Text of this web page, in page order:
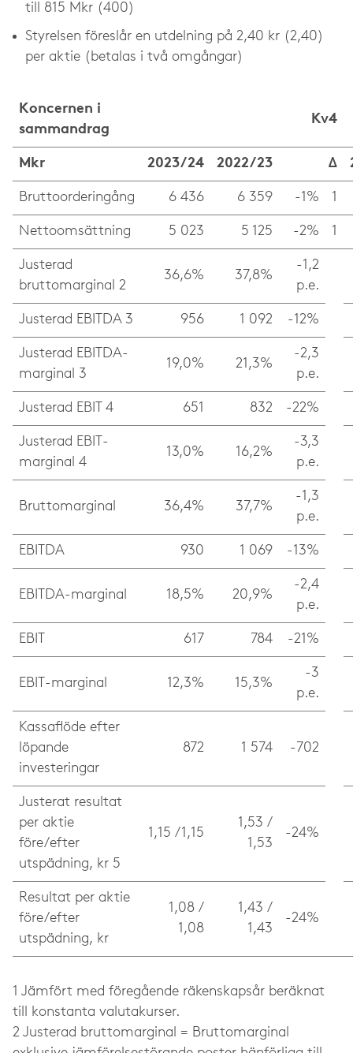
till 815 Mkr (400)
Styrelsen föreslår en utdelning på 2,40 kr (2,40)
per aktie (betalas i två omgångar)
Koncernen i
sammandrag
Kv4
Mkr 2023/24 2022/23 Δ
Bruttoorderingång 6 436 6 359 -1% 1
Nettoomsättning 5 023 5 125 -2% 1
Justerad
bruttomarginal 2
36,6% 37,8%
-1,2
p.e.
Justerad EBITDA 3 956 1 092 -12%
Justerad EBITDA-
marginal 3
19,0% 21,3%
-2,3
p.e.
Justerad EBIT 4 651 832 -22%
Justerad EBIT-
marginal 4
13,0% 16,2%
-3,3
p.e.
Bruttomarginal 36,4% 37,7%
-1,3
p.e.
EBITDA 930 1 069 -13%
EBITDA-marginal 18,5% 20,9%
-2,4
p.e.
EBIT 617 784 -21%
EBIT-marginal 12,3% 15,3%
-3
p.e.
Kassaflöde efter
löpande
investeringar
872 1 574 -702
Justerat resultat
per aktie
före/efter
utspädning, kr 5
1,15 / 1,15
1,53 /
1,53
-24%
Resultat per aktie
före/efter
utspädning, kr
1,08 /
1,08
1,43 /
1,43
-24%
1 Jämfört med föregående räkenskapsår beräknat
till konstanta valutakurser.
2 Justerad bruttomarginal = Bruttomarginal